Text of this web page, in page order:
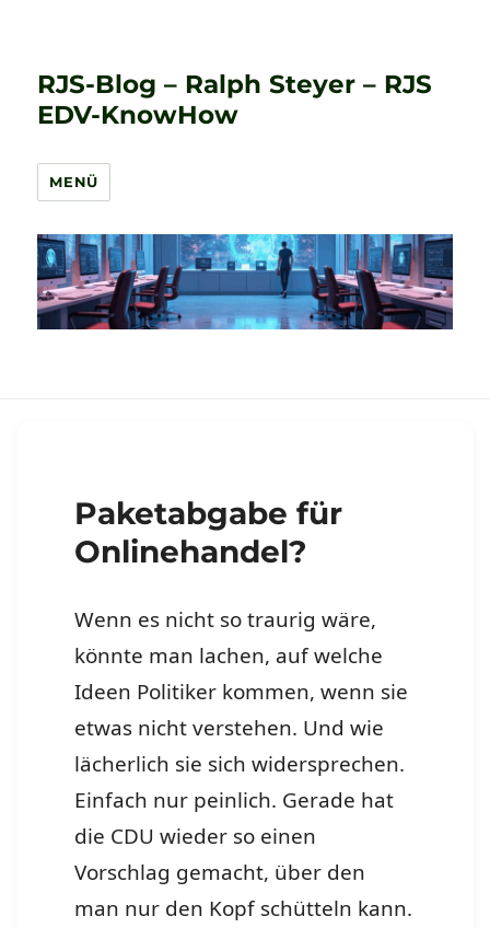
RJS-Blog – Ralph Steyer – RJS
EDV-KnowHow
MENÜ
Paketabgabe für
Onlinehandel?
Wenn es nicht so traurig wäre,
könnte man lachen, auf welche
Ideen Politiker kommen, wenn sie
etwas nicht verstehen. Und wie
lächerlich sie sich widersprechen.
Einfach nur peinlich. Gerade hat
die CDU wieder so einen
Vorschlag gemacht, über den
man nur den Kopf schütteln kann.